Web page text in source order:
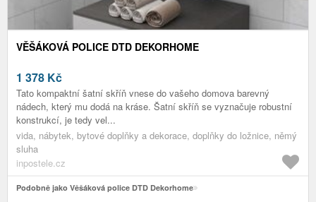
VĚŠÁKOVÁ POLICE DTD DEKORHOME
1 378 Kč
Tato kompaktní šatní skříň vnese do vašeho domova barevný
nádech, který mu dodá na kráse. Šatní skříň se vyznačuje robustní
konstrukcí, je tedy vel...
vida, nábytek, bytové doplňky a dekorace, doplňky do ložnice, němý
sluha
inpostele.cz
Podobně jako Věšáková police DTD Dekorhome